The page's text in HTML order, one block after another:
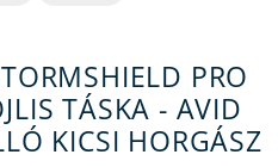
PRO
TÁSKA - AVID
KICSI HORGÁSZ